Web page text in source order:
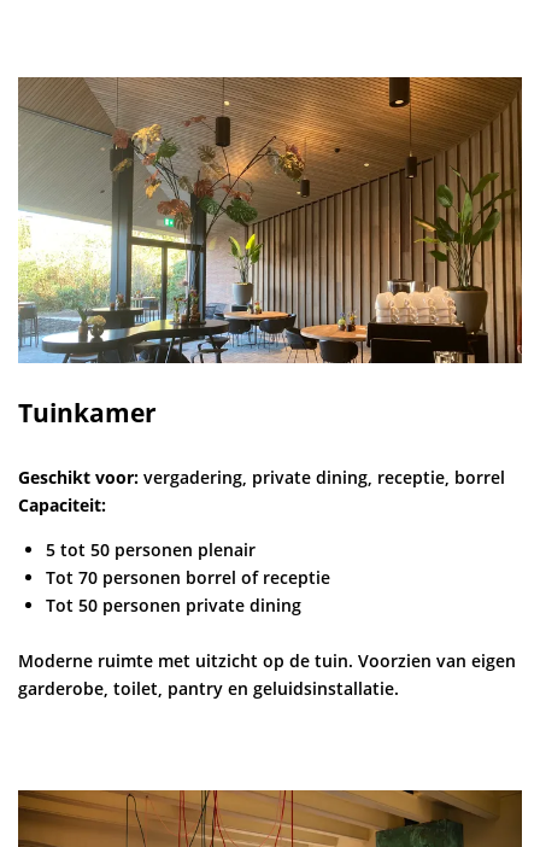
Tuinkamer
Geschikt voor: vergadering, private dining, receptie, borrel
Capaciteit:
5 tot 50 personen plenair
Tot 70 personen borrel of receptie
Tot 50 personen private dining
Moderne ruimte met uitzicht op de tuin. Voorzien van eigen
garderobe, toilet, pantry en geluidsinstallatie.